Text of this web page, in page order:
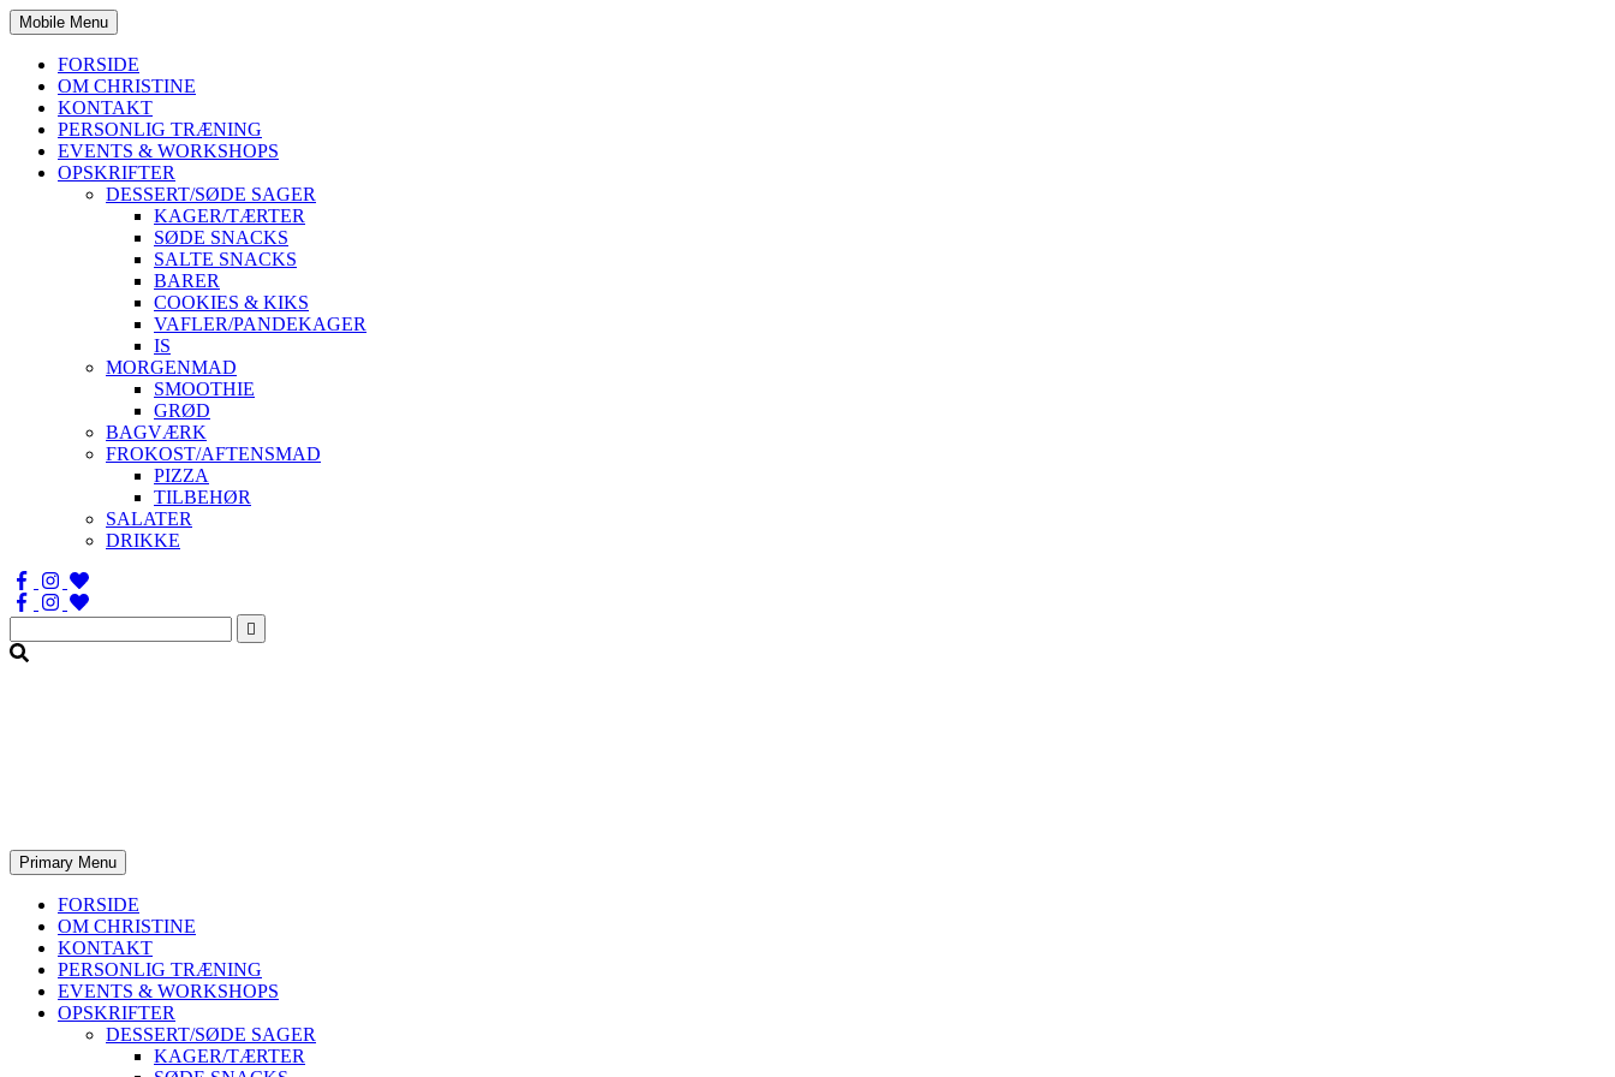
Mobile Menu
FORSIDE
OM CHRISTINE
KONTAKT
PERSONLIG TRÆNING
EVENTS & WORKSHOPS
OPSKRIFTER
DESSERT/SØDE SAGER
KAGER/TÆRTER
SØDE SNACKS
SALTE SNACKS
BARER
COOKIES & KIKS
VAFLER/PANDEKAGER
IS
MORGENMAD
SMOOTHIE
GRØD
BAGVÆRK
FROKOST/AFTENSMAD
PIZZA
TILBEHØR
SALATER
DRIKKE
Søg
efter:
Primary Menu
FORSIDE
OM CHRISTINE
KONTAKT
PERSONLIG TRÆNING
EVENTS & WORKSHOPS
OPSKRIFTER
DESSERT/SØDE SAGER
KAGER/TÆRTER